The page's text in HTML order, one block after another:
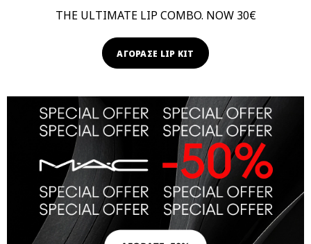
THE ULTIMATE LIP COMBO. NOW 30€
ΑΓΟΡΑΣΕ LIP KIT